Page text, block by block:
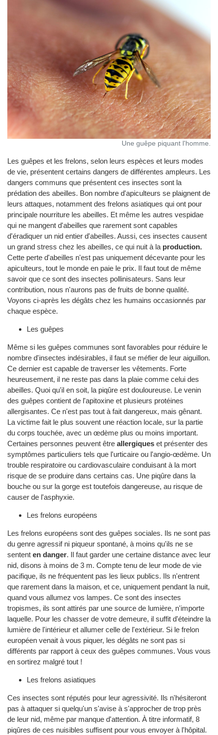
Une guêpe piquant l'homme.
Les guêpes et les frelons, selon leurs espèces et leurs modes
de vie, présentent certains dangers de différentes ampleurs. Les
dangers communs que présentent ces insectes sont la
prédation des abeilles. Bon nombre d'apiculteurs se plaignent de
leurs attaques, notamment des frelons asiatiques qui ont pour
principale nourriture les abeilles. Et même les autres vespidae
qui ne mangent d'abeilles que rarement sont capables
d'éradiquer un nid entier d'abeilles. Aussi, ces insectes causent
un grand stress chez les abeilles, ce qui nuit à la production.
Cette perte d'abeilles n'est pas uniquement décevante pour les
apiculteurs, tout le monde en paie le prix. Il faut tout de même
savoir que ce sont des insectes pollinisateurs. Sans leur
contribution, nous n'aurons pas de fruits de bonne qualité.
Voyons ci-après les dégâts chez les humains occasionnés par
chaque espèce.
Les guêpes
Même si les guêpes communes sont favorables pour réduire le
nombre d'insectes indésirables, il faut se méfier de leur aiguillon.
Ce dernier est capable de traverser les vêtements. Forte
heureusement, il ne reste pas dans la plaie comme celui des
abeilles. Quoi qu'il en soit, la piqûre est douloureuse. Le venin
des guêpes contient de l'apitoxine et plusieurs protéines
allergisantes. Ce n'est pas tout à fait dangereux, mais gênant.
La victime fait le plus souvent une réaction locale, sur la partie
du corps touchée, avec un œdème plus ou moins important.
Certaines personnes peuvent être allergiques et présenter des
symptômes particuliers tels que l'urticaire ou l'angio-œdème. Un
trouble respiratoire ou cardiovasculaire conduisant à la mort
risque de se produire dans certains cas. Une piqûre dans la
bouche ou sur la gorge est toutefois dangereuse, au risque de
causer de l'asphyxie.
Les frelons européens
Les frelons européens sont des guêpes sociales. Ils ne sont pas
du genre agressif ni piqueur spontané, à moins qu'ils ne se
sentent en danger. Il faut garder une certaine distance avec leur
nid, disons à moins de 3 m. Compte tenu de leur mode de vie
pacifique, ils ne fréquentent pas les lieux publics. Ils n'entrent
que rarement dans la maison, et ce, uniquement pendant la nuit,
quand vous allumez vos lampes. Ce sont des insectes
tropismes, ils sont attirés par une source de lumière, n'importe
laquelle. Pour les chasser de votre demeure, il suffit d'éteindre la
lumière de l'intérieur et allumer celle de l'extérieur. Si le frelon
européen venait à vous piquer, les dégâts ne sont pas si
différents par rapport à ceux des guêpes communes. Vous vous
en sortirez malgré tout !
Les frelons asiatiques
Ces insectes sont réputés pour leur agressivité. Ils n'hésiteront
pas à attaquer si quelqu'un s'avise à s'approcher de trop près
de leur nid, même par manque d'attention. À titre informatif, 8
piqûres de ces nuisibles suffisent pour vous envoyer à l'hôpital.